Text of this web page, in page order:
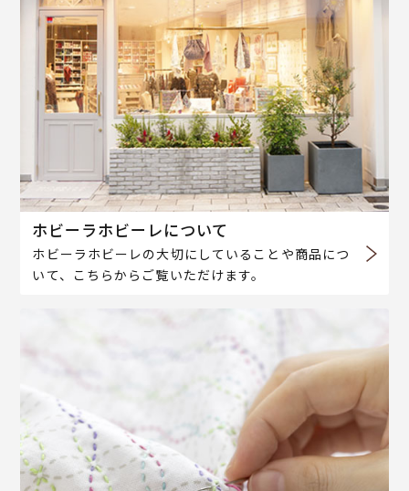
ホビーラホビーレについて
ホビーラホビーレの大切にしていることや商品につ
いて、こちらからご覧いただけます。